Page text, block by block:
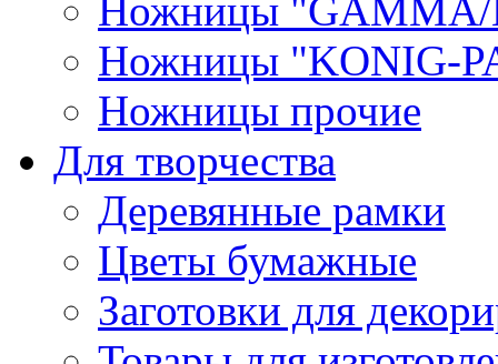
Ножницы "GAMMA/
Ножницы "KONIG-
Ножницы прочие
Для творчества
Деревянные рамки
Цветы бумажные
Заготовки для